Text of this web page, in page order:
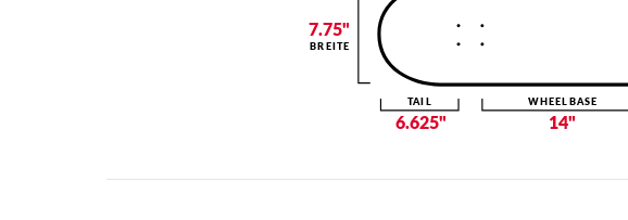
14"
WHEELBASE
6.625"
TAIL
7.75"
BREITE